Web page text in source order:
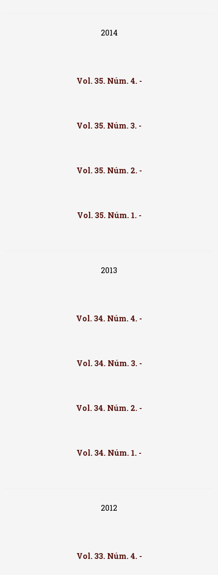
2014
Vol. 35. Núm. 4. -
Vol. 35. Núm. 3. -
Vol. 35. Núm. 2. -
Vol. 35. Núm. 1. -
2013
Vol. 34. Núm. 4. -
Vol. 34. Núm. 3. -
Vol. 34. Núm. 2. -
Vol. 34. Núm. 1. -
2012
Vol. 33. Núm. 4. -